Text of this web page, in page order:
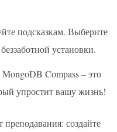
подсказкам. Выберите
установки.
Compass – это
упростит вашу жизнь!
создайте